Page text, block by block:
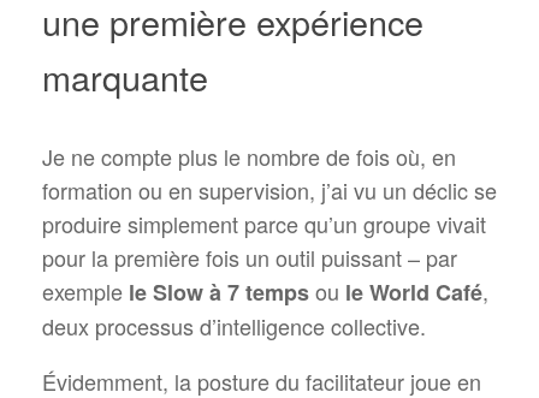
une première expérience
marquante
Je ne compte plus le nombre de fois où, en
formation ou en supervision, j’ai vu un déclic se
produire simplement parce qu’un groupe vivait
pour la première fois un outil puissant – par
exemple le Slow à 7 tempsou le World Café,
deux processus d’intelligence collective.
Évidemment, la posture du facilitateur joue en